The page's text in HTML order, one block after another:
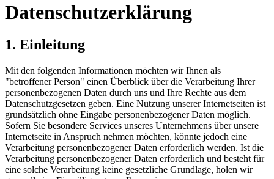
Datenschutzerklärung
1. Einleitung
Mit den folgenden Informationen möchten wir Ihnen als
"betroffener Person" einen Überblick über die Verarbeitung Ihrer
personenbezogenen Daten durch uns und Ihre Rechte aus dem
Datenschutzgesetzen geben. Eine Nutzung unserer Internetseiten ist
grundsätzlich ohne Eingabe personenbezogener Daten möglich.
Sofern Sie besondere Services unseres Unternehmens über unsere
Internetseite in Anspruch nehmen möchten, könnte jedoch eine
Verarbeitung personenbezogener Daten erforderlich werden. Ist die
Verarbeitung personenbezogener Daten erforderlich und besteht für
eine solche Verarbeitung keine gesetzliche Grundlage, holen wir